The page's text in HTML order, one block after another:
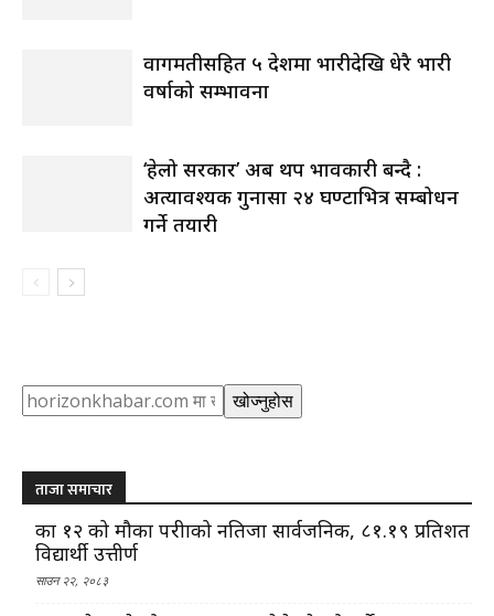
वागमतीसहित ५ प्रदेशमा भारीदेखि धेरै भारी
वर्षाको सम्भावना
‘हेलो सरकार’ अब थप प्रभावकारी बन्दै :
अत्यावश्यक गुनासा २४ घण्टाभित्र सम्बोधन
गर्ने तयारी
Search खोज्नुहोस
ताजा समाचार
कक्षा १२ को मौका परीक्षाको नतिजा सार्वजनिक, ८१.१९ प्रतिशत
विद्यार्थी उत्तीर्ण
साउन २२, २०८३